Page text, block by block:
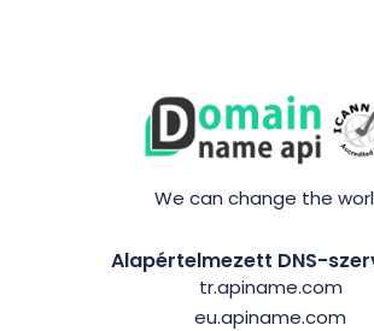
We can change the
Alapértelmezett DNS-
tr.apiname.com
eu.apiname.com